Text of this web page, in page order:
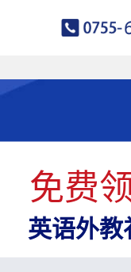
免费
英语外教